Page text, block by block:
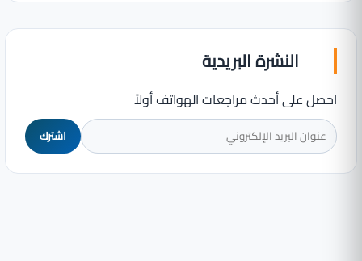
النشرة البريدية
احصل على أحدث مراجعات الهواتف أولاً
اشترك